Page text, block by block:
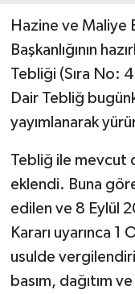
Hazine ve Maliye
Başkanlığının
Tebliği (Sıra No:
Dair Tebliğ
yayımlanarak
Tebliğ ile mevcut
eklendi. Buna
edilen ve 8 Eylül
Kararı uyarınca
usulde
basım, dağıtım